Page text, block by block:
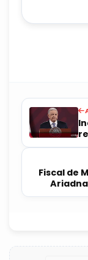
Fiscal de